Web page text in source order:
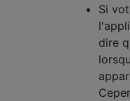
Si
dire